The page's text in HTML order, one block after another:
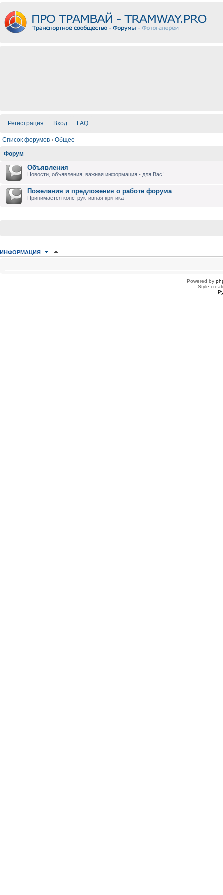
Регистрация Вход FAQ
Список форумов › Общее
Форум
Объявления
Новости, объявления, важная информация - для Вас!
Пожелания и предложения о работе форума
Принимается конструктивная критика
ИНФОРМАЦИЯ
Сейчас этот форум просматривают: нет зарегистрированных пользователейPowered by
Style